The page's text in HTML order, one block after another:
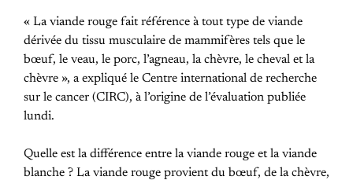
« La viande rouge fait référence à tout type de viande
dérivée du tissu musculaire de mammifères tels que le
bœuf, le veau, le porc, l’agneau, la chèvre, le cheval et la
chèvre », a expliqué le Centre international de recherche
sur le cancer (CIRC), à l’origine de l’évaluation publiée
lundi.
Quelle est la différence entre la viande rouge et la viande
blanche ? La viande rouge provient du bœuf, de la chèvre,